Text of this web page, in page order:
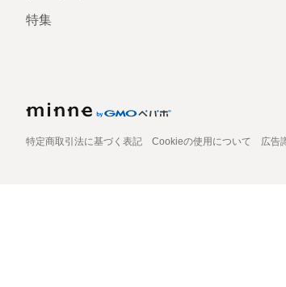
特集
特定商取引法に基づく表記 Cookieの使用について 広告